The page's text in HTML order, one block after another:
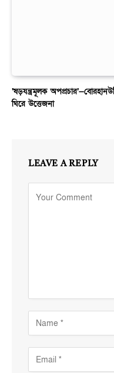
‘ষড়যন্ত্রমূলক
ঘিরে উত্তেজনা
LEAVE A REPLY